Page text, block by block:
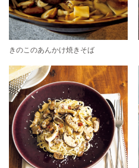
きのこのあんかけ焼きそば